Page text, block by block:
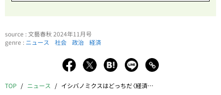
source : 文藝春秋 2024年11月号
genre : ニュース 社会 政治 経済
TOP ニュース イシバノミクスはどっちだ〈経済か、財政か――だけではない、これからの日本経済を大激論〉